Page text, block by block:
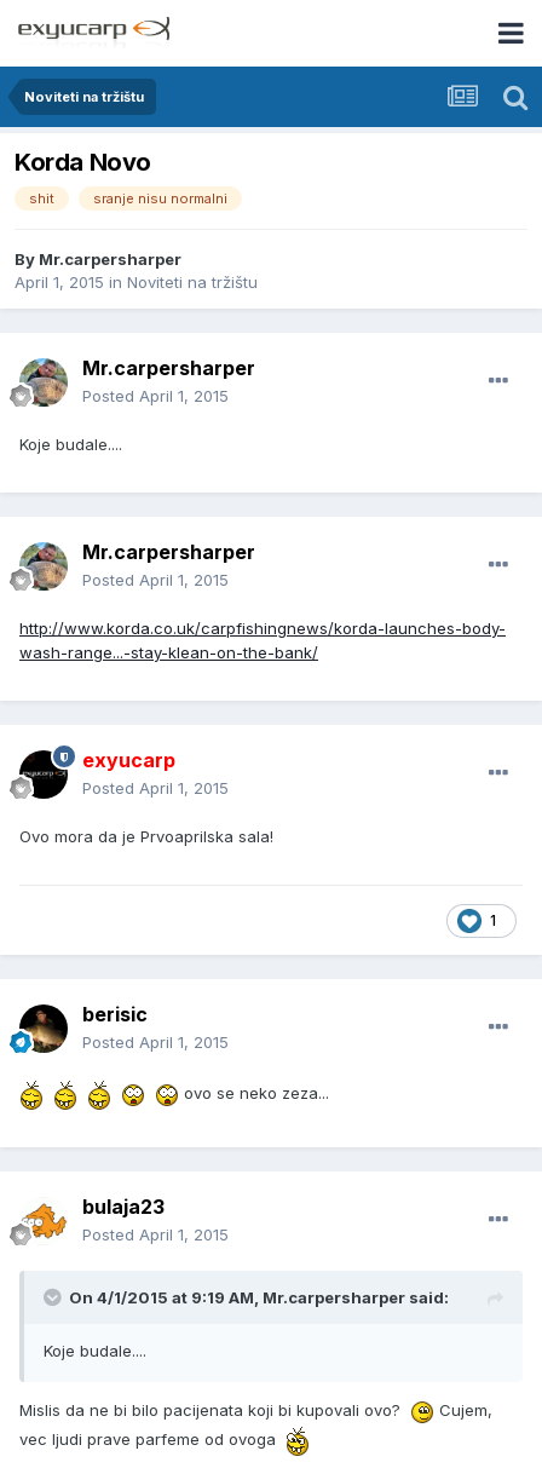
Noviteti na tržištu
Korda Novo
shit sranje nisu normalni
By Mr.carpersharper
April 1, 2015 in Noviteti na tržištu
Mr.carpersharper
Posted April 1, 2015
Koje budale....
Mr.carpersharper
Posted April 1, 2015
http://www.korda.co.uk/carpfishingnews/korda-launches-body-
wash-range...-stay-klean-on-the-bank/
exyucarp
Posted April 1, 2015
Ovo mora da je Prvoaprilska sala!
1
berisic
Posted April 1, 2015
ovo se neko zeza...
bulaja23
Posted April 1, 2015
On 4/1/2015 at 9:19 AM, Mr.carpersharper said:
Koje budale....
Mislis da ne bi bilo pacijenata koji bi kupovali ovo?
Cujem,
vec ljudi prave parfeme od ovoga